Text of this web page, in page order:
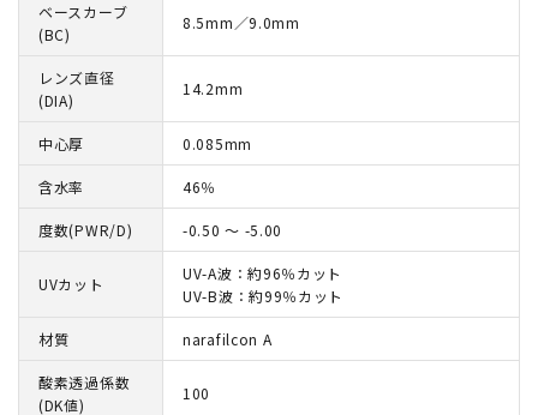
ベースカーブ
(BC)
8.5mm／9.0mm
レンズ直径
(DIA)
14.2mm
中心厚 0.085mm
含水率 46％
度数(PWR/D) -0.50 ～ -5.00
UVカット
UV-A波：約96％カット
UV-B波：約99％カット
材質 narafilcon A
酸素透過係数
(DK値)
100